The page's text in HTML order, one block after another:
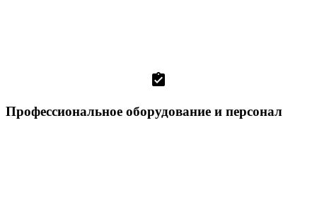
assignment_turned_in
Профессиональное оборудование и персонал